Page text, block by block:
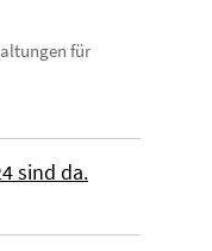
für
sind da.